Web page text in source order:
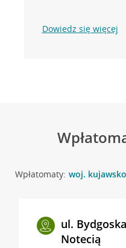
Dowiedz się więcej
Wpłatomaty: woj.
ul.
Notecią